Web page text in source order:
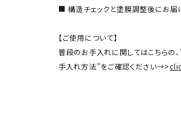
■ 構造チェックと塗膜調整後にお届
【ご使用について】
普段のお手入れに関してはこちらの
手入れ方法”をご確認ください→>